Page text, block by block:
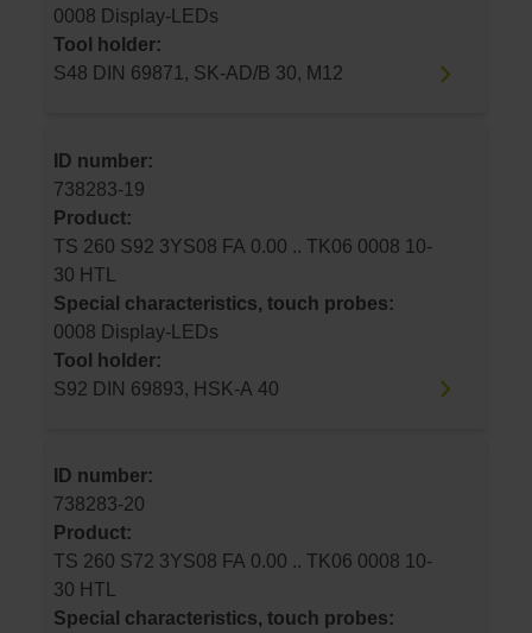
0008 Display-LEDs
Tool holder:
S48 DIN 69871, SK-AD/B 30, M12
ID number:
738283-19
Product:
TS 260 S92 3YS08 FA 0.00 .. TK06 0008 10-
30 HTL
Special characteristics, touch probes:
0008 Display-LEDs
Tool holder:
S92 DIN 69893, HSK-A 40
ID number:
738283-20
Product:
TS 260 S72 3YS08 FA 0.00 .. TK06 0008 10-
30 HTL
Special characteristics, touch probes: